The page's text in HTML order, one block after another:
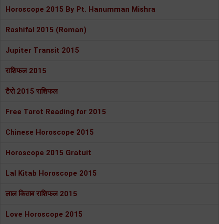
Horoscope 2015 By Pt. Hanumman Mishra
Rashifal 2015 (Roman)
Jupiter Transit 2015
राशिफल 2015
टैरो 2015 राशिफल
Free Tarot Reading for 2015
Chinese Horoscope 2015
Horoscope 2015 Gratuit
Lal Kitab Horoscope 2015
लाल किताब राशिफल 2015
Love Horoscope 2015